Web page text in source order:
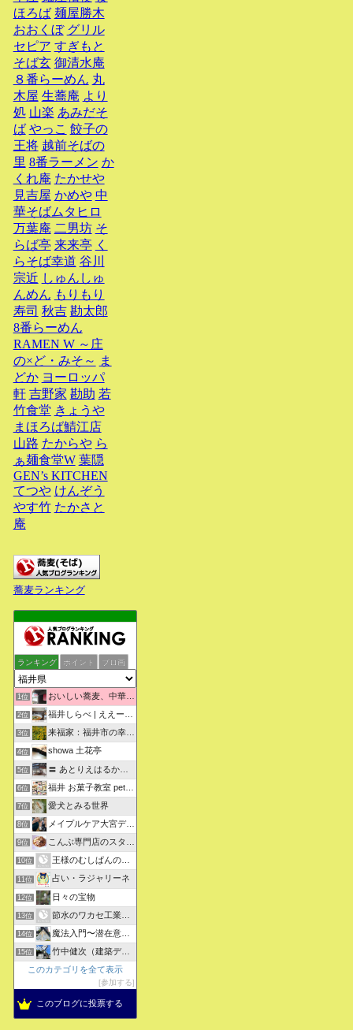
ほろば 麺屋勝木
おおくぼ グリル
セピア すぎもと
そば玄 御清水庵
８番らーめん 丸
木屋 生蕎庵 より
処 山楽 あみだそ
ば やっこ 餃子の
王将 越前そばの
里 8番ラーメン か
くれ庵 たかせや
見吉屋 かめや 中
華そばムタヒロ
万葉庵 二男坊 そ
らば亭 来来亭 く
らそば幸道 谷川
宗近 しゅんしゅ
んめん もりもり
寿司 秋吉 勘太郎
8番らーめん
RAMEN W ～庄
の×ど・みそ～ ま
どか ヨーロッパ
軒 吉野家 勘助 若
竹食堂 きょうや
まほろば鯖江店
山路 たからや ら
ぁ麺食堂W 葉隠
GEN’s KITCHEN
てつや けんぞう
やす竹 たかさと
庵
蕎麦ランキング
ランキング ポイント ブロ画
1位 おいしい蕎麦、中華そばを求めて彷徨うブログ
2位 福井しらべ | ええーっ！？そうなんや！知らんかったわ。
3位 来福家：福井市の幸せリフォーム物語
4位 showa 土花亭
5位 〓 あとりえはるかの日々悠悠 〓
6位 福井 お菓子教室 petit sugarland
7位 愛犬とみる世界
8位 メイプルケア大宮デイサービス
9位 こんぶ専門店のスタッフ日記
10位 王様のむしぱんのブログ
11位 占い・ラジャリーネ
12位 日々の宝物
13位 節水のワカセ工業のブログ
14位 魔法入門〜潜在意識〜真を見抜く秘法〜
15位
竹中健次（建築デザイナー）のつぶやき
このカテゴリを全て表示
参加する
このブログに投票する